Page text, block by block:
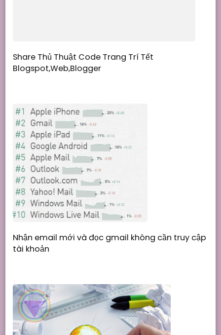
Share Thủ Thuật Code Trang Trí Tết
Blogspot,Web,Blogger
Nhận email mới và đọc gmail không cần truy cập
tài khoản